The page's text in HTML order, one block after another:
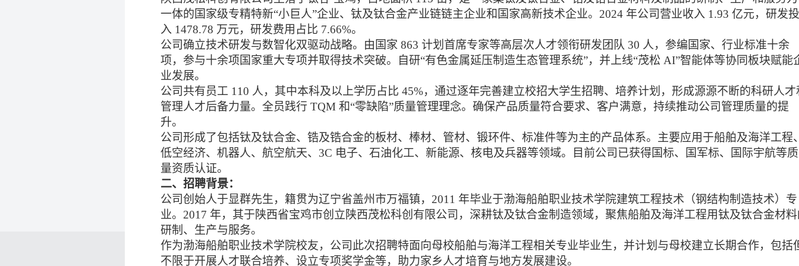
一体的国家级专精特新“小巨人”企业、钛及钛合金产业链链主企业和国家高新技术企业。2024 年公司营业收入 1.93 亿元，研发投
入 1478.78 万元，研发费用占比 7.66%。
公司确立技术研发与数智化双驱动战略。由国家 863 计划首席专家等高层次人才领衔研发团队 30 人，参编国家、行业标准十余
项，参与十余项国家重大专项并取得技术突破。自研“有色金属延压制造生态管理系统”，并上线“茂松 AI”智能体等协同板块赋能
业发展。
公司共有员工 110 人，其中本科及以上学历占比 45%，通过逐年完善建立校招大学生招聘、培养计划，形成源源不断的科研人才
管理人才后备力量。全员践行 TQM 和“零缺陷”质量管理理念。确保产品质量符合要求、客户满意，持续推动公司管理质量的提
升。
公司形成了包括钛及钛合金、锆及锆合金的板材、棒材、管材、锻环件、标准件等为主的产品体系。主要应用于船舶及海洋工程
低空经济、机器人、航空航天、 3C 电子、石油化工、新能源、核电及兵器等领域。目前公司已获得国标、国军标、国际宇航等质
量资质认证。
二、招聘背景：
公司创始人于显群先生，籍贯为辽宁省盖州市万福镇， 2011 年毕业于渤海船舶职业技术学院建筑工程技术（钢结构制造技术）专
业。 2017 年，其于陕西省宝鸡市创立陕西茂松科创有限公司，深耕钛及钛合金制造领域，聚焦船舶及海洋工程用钛及钛合金材
研制、生产与服务。
作为渤海船舶职业技术学院校友，公司此次招聘特面向母校船舶与海洋工程相关专业毕业生，并计划与母校建立长期合作，包括
不限于开展人才联合培养、设立专项奖学金等，助力家乡人才培育与地方发展建设。